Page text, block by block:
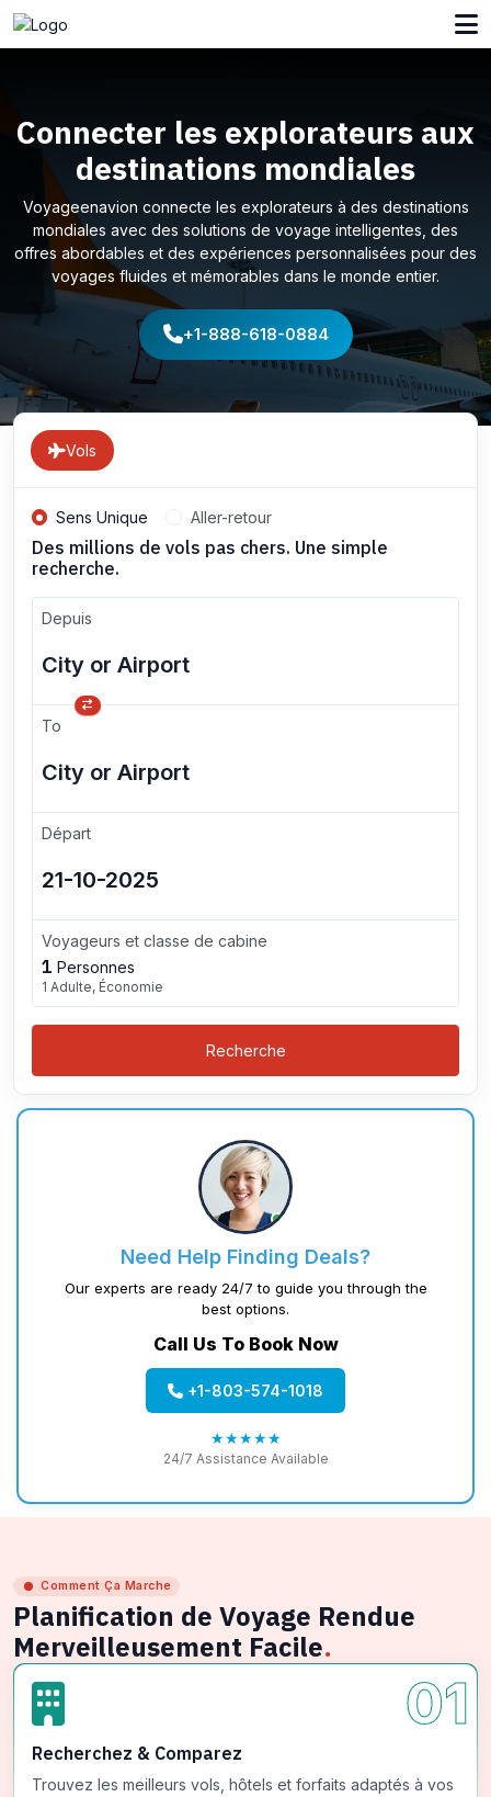
Connecter les explorateurs aux
destinations mondiales
Voyageenavion connecte les explorateurs à des destinations
mondiales avec des solutions de voyage intelligentes, des
offres abordables et des expériences personnalisées pour des
voyages fluides et mémorables dans le monde entier.
+1-888-618-0884
Vols
Sens Unique Aller-retour
Des millions de vols pas chers. Une simple
recherche.
Depuis
To
Départ
Voyageurs et classe de cabine
1 Personnes
1 Adulte, Économie
Recherche
Need Help Finding Deals?
Our experts are ready 24/7 to guide you through the
best options.
Call Us To Book Now
+1-803-574-1018
★★★★★
24/7 Assistance Available
Comment Ça Marche
Planification de Voyage Rendue
Merveilleusement Facile.
01
Recherchez & Comparez
Trouvez les meilleurs vols, hôtels et forfaits adaptés à vos